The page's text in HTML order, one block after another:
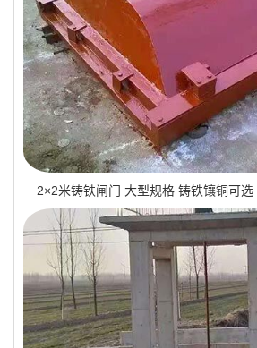
2×2米铸铁闸门 大型规格 铸铁镶铜可